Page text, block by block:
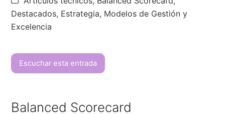
Destacados, Estrategia, Modelos de Gestión y
Excelencia
Escuchar esta entrada
Balanced Scorecard